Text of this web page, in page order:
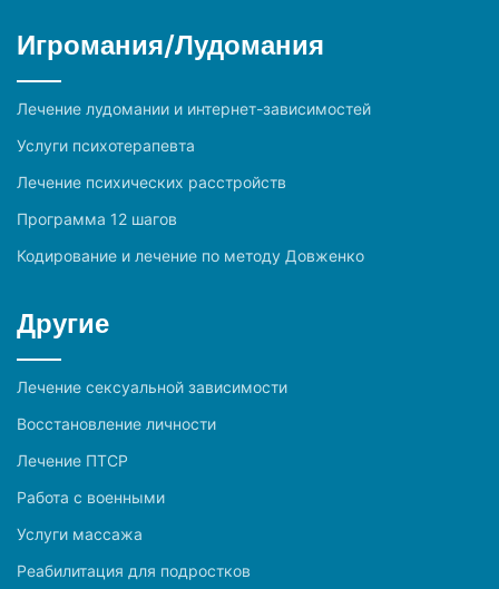
Игромания/Лудомания
Лечение лудомании и интернет-зависимостей
Услуги психотерапевта
Лечение психических расстройств
Программа 12 шагов
Кодирование и лечение по методу Довженко
Другие
Лечение сексуальной зависимости
Восстановление личности
Лечение ПТСР
Работа с военными
Услуги массажа
Реабилитация для подростков